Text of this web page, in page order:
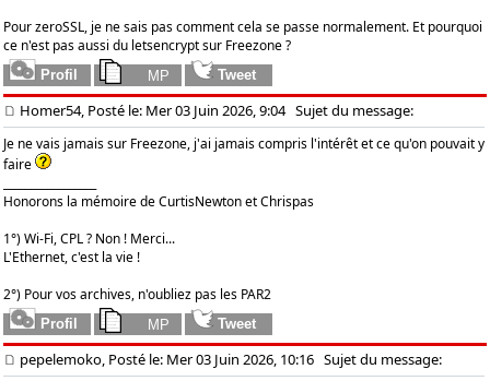
Pour zeroSSL, je ne sais pas comment cela se passe normalement. Et pourquoi
ce n'est pas aussi du letsencrypt sur Freezone ?
Homer54, Posté le: Mer 03 Juin 2026, 9:04Sujet du message:
Je ne vais jamais sur Freezone, j'ai jamais compris l'intérêt et ce qu'on pouvait y
faire
Honorons la mémoire de CurtisNewton et Chrispas
1°) Wi-Fi, CPL ? Non ! Merci...
L'Ethernet, c'est la vie !
2°) Pour vos archives, n'oubliez pas les PAR2
pepelemoko, Posté le: Mer 03 Juin 2026, 10:16 Sujet du message: